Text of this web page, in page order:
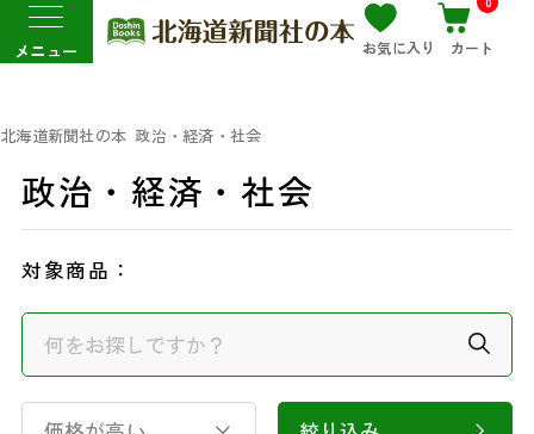
メニュー お気に入り カート
北海道新聞社の本 政治・経済・社会
政治・経済・社会
対象商品：